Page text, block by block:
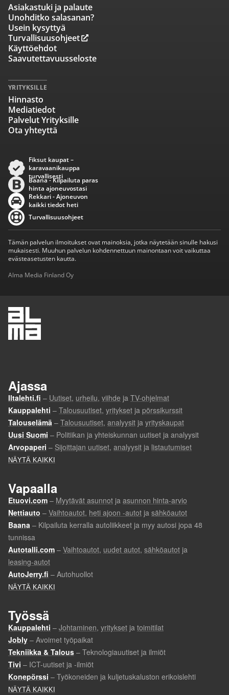
Asiakastuki ja palaute
Unohditko salasanan?
Usein kysyttyä
Turvallisuusohjeet
Käyttöehdot
Saavutettavuusseloste
YRITYKSILLE
Hinnasto
Mediatiedot
Palvelut Yrityksille
Ota yhteyttä
Fiksut kaupat –
karavaanikauppa
turvallisesti
Baana - Kilpailuta paras
hinta ajoneuvostasi
Rekkari - Ajoneuvon
kaikki tiedot heti
Turvallisuusohjeet
Tämän palvelun ilmoitukset ovat mainoksia, jotka näytetään sinulle hakusi
mukaisesti. Muuhun palvelun kohdennettuun mainontaan voit vaikuttaa
evästeasetusten kautta.
Alma Media Finland Oy